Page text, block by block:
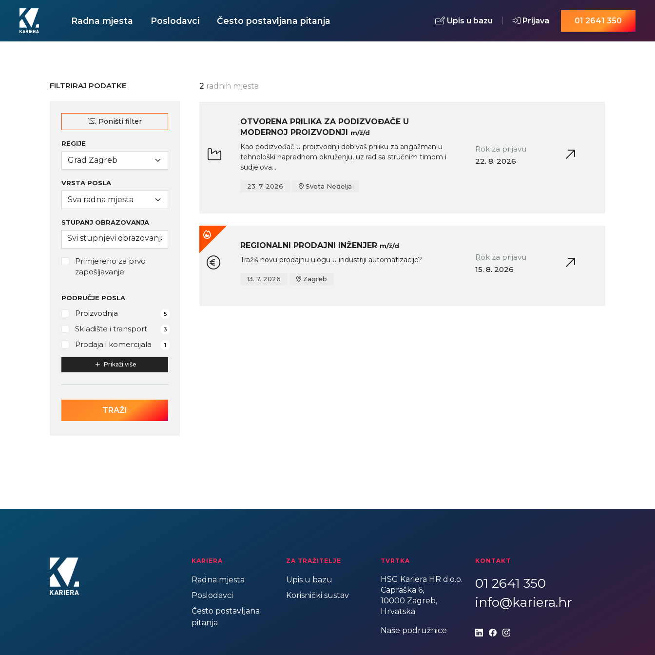
Upis u bazu Prijava 01 2641 350
Radna mjesta Poslodavci Često postavljana pitanja
FILTRIRAJ PODATKE
Poništi filter
REGIJE
Grad Zagreb
VRSTA POSLA
Sva radna mjesta
STUPANJ OBRAZOVANJA
Primjereno za prvo
zapošljavanje
PODRUČJE POSLA
Proizvodnja 5
Skladište i transport 3
Prodaja i komercijala 1
Prikaži više
TRAŽI
2 radnih mjesta
OTVORENA PRILIKA ZA PODIZVOĐAČE U
MODERNOJ PROIZVODNJI m/ž/d
Kao podizvođač u proizvodnji dobivaš priliku za angažman u
tehnološki naprednom okruženju, uz rad sa stručnim timom i
sudjelova...
23. 7. 2026 Sveta Nedelja
Rok za prijavu
22. 8. 2026
REGIONALNI PRODAJNI INŽENJER m/ž/d
Tražiš novu prodajnu ulogu u industriji automatizacije?
13. 7. 2026 Zagreb
Rok za prijavu
15. 8. 2026
KARIERA
Radna mjesta
Poslodavci
Često postavljana
pitanja
ZA TRAŽITELJE
Upis u bazu
Korisnički sustav
TVRTKA
HSG Kariera HR d.o.o.
Capraška 6,
10000 Zagreb,
Hrvatska
Naše podružnice
KONTAKT
01 2641 350
info@kariera.hr